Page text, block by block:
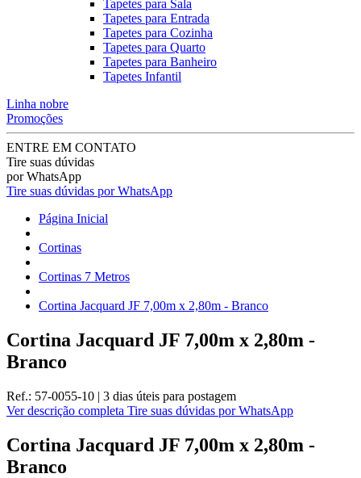
Tapetes para Sala
Tapetes para Entrada
Tapetes para Cozinha
Tapetes para Quarto
Tapetes para Banheiro
Tapetes Infantil
Linha nobre
Promoções
ENTRE EM CONTATO
Tire suas dúvidas
por WhatsApp
Tire suas dúvidas por WhatsApp
Página Inicial
Cortinas
Cortinas 7 Metros
Cortina Jacquard JF 7,00m x 2,80m - Branco
Cortina Jacquard JF 7,00m x 2,80m -
Branco
Ref.: 57-0055-10 | 3 dias úteis para postagem
Ver descrição completa Tire suas dúvidas por WhatsApp
Cortina Jacquard JF 7,00m x 2,80m -
Branco